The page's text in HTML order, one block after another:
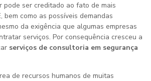
pode ser creditado ao fato de mais
bem como as possíveis demandas
da exigência que algumas empresas
serviços. Por consequência cresceu a
serviços de consultoria em segurança
de recursos humanos de muitas